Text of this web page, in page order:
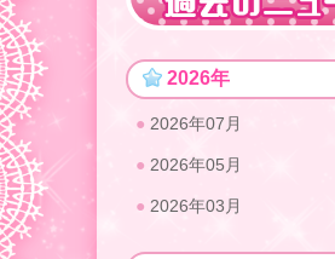
2026年
2026年07月
2026年05月
2026年03月